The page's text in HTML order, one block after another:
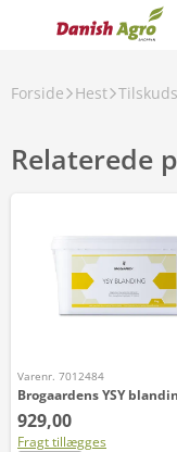
Forside Hest
Relaterede
Varenr. 7012484
Brogaardens YSY
929,00
Fragt tillægges